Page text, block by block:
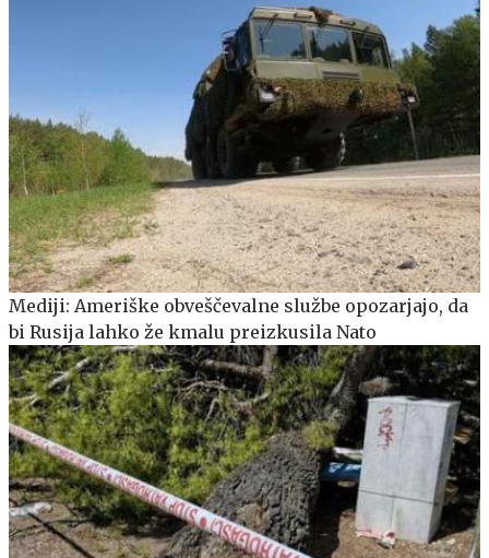
Mediji: Ameriške obveščevalne službe opozarjajo, da
bi Rusija lahko že kmalu preizkusila Nato